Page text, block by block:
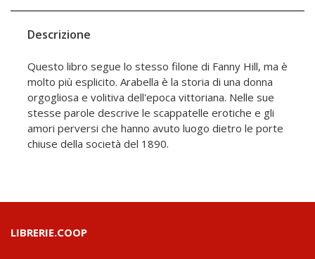
Descrizione
Questo libro segue lo stesso filone di Fanny Hill, ma è
molto più esplicito. Arabella è la storia di una donna
orgogliosa e volitiva dell'epoca vittoriana. Nelle sue
stesse parole descrive le scappatelle erotiche e gli
amori perversi che hanno avuto luogo dietro le porte
chiuse della società del 1890.
LIBRERIE.COOP